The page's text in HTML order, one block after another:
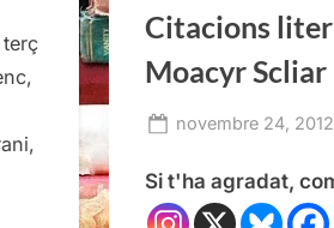
Citacions
Moacyr Scliar
Posted
novembre 24, 2012
Si t'ha agradat,